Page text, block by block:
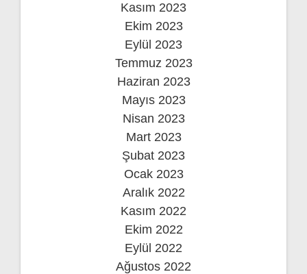
Kasım 2023
Ekim 2023
Eylül 2023
Temmuz 2023
Haziran 2023
Mayıs 2023
Nisan 2023
Mart 2023
Şubat 2023
Ocak 2023
Aralık 2022
Kasım 2022
Ekim 2022
Eylül 2022
Ağustos 2022